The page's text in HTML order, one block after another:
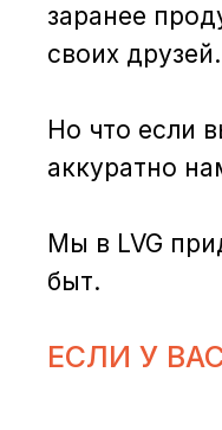
заранее
своих друзей.
Но что если
аккуратно
Мы в LVG
быт.
ЕСЛИ У